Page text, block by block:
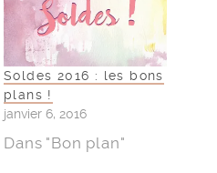
Soldes 2016 : les bons
plans !
janvier 6, 2016
Dans "Bon plan"